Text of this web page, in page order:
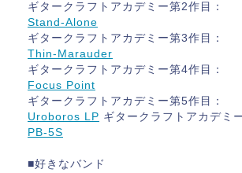
ギタークラフトアカデミー第2作目：
Stand-Alone
ギタークラフトアカデミー第3作目：
Thin-Marauder
ギタークラフトアカデミー第4作目：
Focus Point
ギタークラフトアカデミー第5作目：
Uroboros LP ギタークラフトアカデミ
PB-5S
■好きなバンド